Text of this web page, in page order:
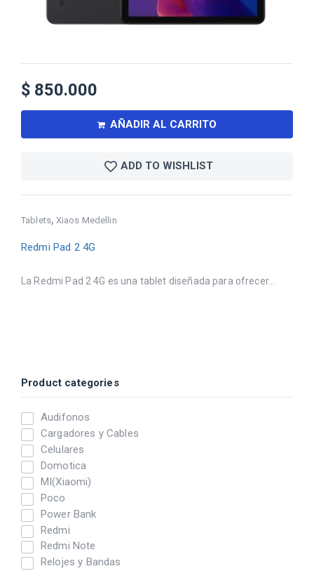
Product categories
Audifonos
Cargadores y Cables
Celulares
Domotica
MI(Xiaomi)
Poco
Power Bank
Redmi
Redmi Note
Relojes y Bandas
Tablets, Xiaos Medellin
Redmi Pad 2 4G
La Redmi Pad 2 4G es una tablet diseñada para ofrecer...
$ 850.000
AÑADIR AL CARRITO
ADD TO WISHLIST